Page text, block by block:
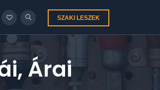
SZAKI LESZEK
Árai